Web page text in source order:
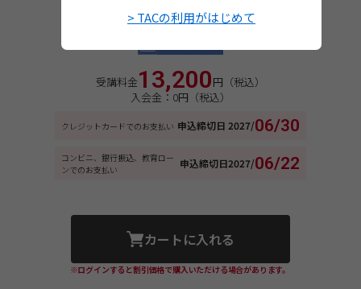
> TACの利用がはじめて
基本演習 民法
受講料金13,200円（税込）
入会金：0円（税込）
コンビニ、銀行振込、教育ロー
ンでのお支払い
申込締切日2027/06/22
クレジットカードでのお支払い 申込締切日 2027/06/30
カートに入れる
※ログインすると割引価格で購入いただける場合があります。